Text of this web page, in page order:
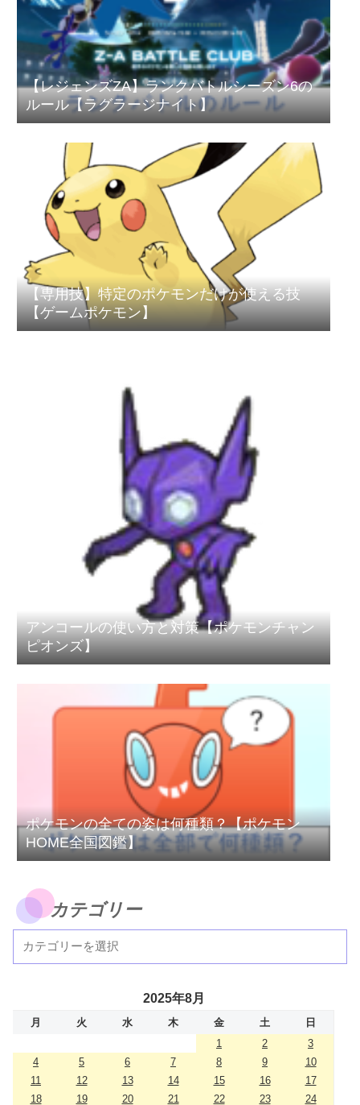
【レジェンズZA】ランクバトルシーズン6の
ルール【ラグラージナイト】
【専用技】特定のポケモンだけが使える技
【ゲームポケモン】
アンコールの使い方と対策【ポケモンチャン
ピオンズ】
ポケモンの全ての姿は何種類？【ポケモン
HOME全国図鑑】
カテゴリー
2025年8月
月 火 水 木 金 土
日
1
2
3
4
5 6 7 8 9
10
11
12 13 14 15 16
17
18
19 20 21 22 23 24